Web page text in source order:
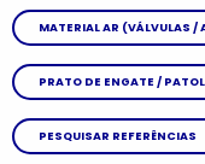
MATERIAL AR (VÁLVULAS /
PRATO DE ENGATE /
PESQUISAR REFERÊNCIAS